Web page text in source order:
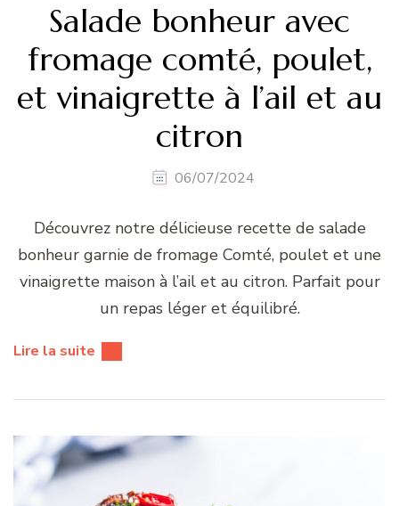
Salade bonheur avec
fromage comté, poulet,
et vinaigrette à l’ail et au
citron
06/07/2024
Découvrez notre délicieuse recette de salade
bonheur garnie de fromage Comté, poulet et une
vinaigrette maison à l’ail et au citron. Parfait pour
un repas léger et équilibré.
Lire la suite